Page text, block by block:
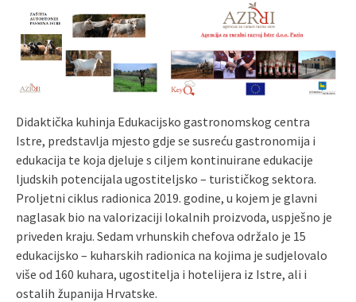
Didaktička kuhinja Edukacijsko gastronomskog centra
Istre, predstavlja mjesto gdje se susreću gastronomija i
edukacija te koja djeluje s ciljem kontinuirane edukacije
ljudskih potencijala ugostiteljsko – turističkog sektora.
Proljetni ciklus radionica 2019. godine, u kojem je glavni
naglasak bio na valorizaciji lokalnih proizvoda, uspješno je
priveden kraju. Sedam vrhunskih chefova održalo je 15
edukacijsko – kuharskih radionica na kojima je sudjelovalo
više od 160 kuhara, ugostitelja i hotelijera iz Istre, ali i
ostalih županija Hrvatske.